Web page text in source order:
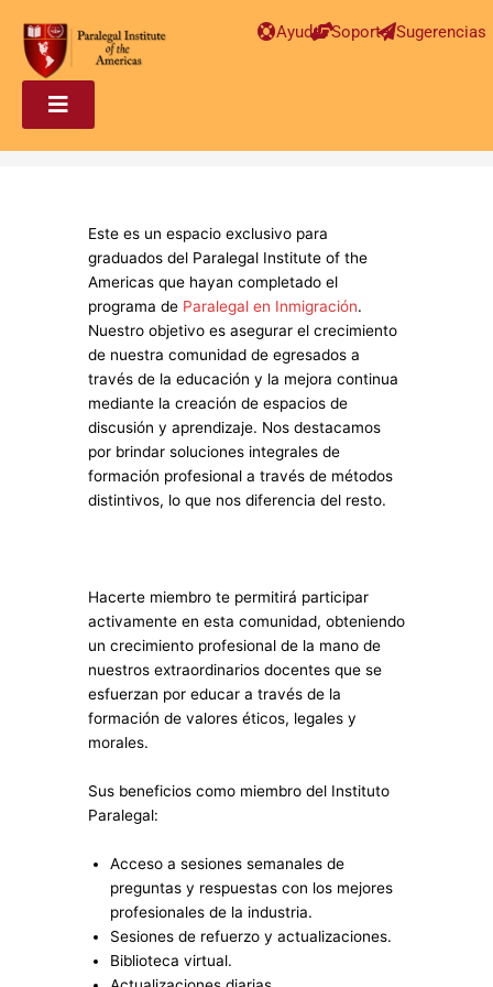
Ayuda Soporte Sugerencias
Este es un espacio exclusivo para
graduados del Paralegal Institute of the
Americas que hayan completado el
programa de Paralegal en Inmigración.
Nuestro objetivo es asegurar el crecimiento
de nuestra comunidad de egresados a
través de la educación y la mejora continua
mediante la creación de espacios de
discusión y aprendizaje. Nos destacamos
por brindar soluciones integrales de
formación profesional a través de métodos
distintivos, lo que nos diferencia del resto.
Hacerte miembro te permitirá participar
activamente en esta comunidad, obteniendo
un crecimiento profesional de la mano de
nuestros extraordinarios docentes que se
esfuerzan por educar a través de la
formación de valores éticos, legales y
morales.
Sus beneficios como miembro del Instituto
Paralegal:
Acceso a sesiones semanales de
preguntas y respuestas con los mejores
profesionales de la industria.
Sesiones de refuerzo y actualizaciones.
Biblioteca virtual.